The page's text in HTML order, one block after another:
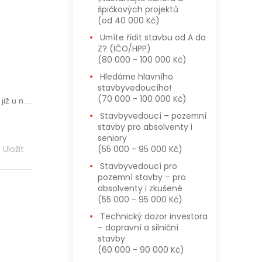
u nás
pro ně
osobní
Uložit
špičkových projektů
(od 40 000 Kč)
Z? (IČO/HPP)
(80 000 - 100 000 Kč)
stavbyvedoucího!
(70 000 - 100 000 Kč)
stavby pro absolventy i
seniory
(55 000 - 95 000 Kč)
pozemní stavby – pro
absolventy i zkušené
(55 000 - 95 000 Kč)
– dopravní a silniční
stavby
(60 000 - 90 000 Kč)